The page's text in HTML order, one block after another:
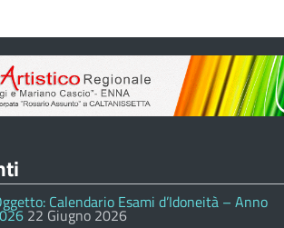
Calendario Esami d’Idoneità – Anno
22 Giugno 2026